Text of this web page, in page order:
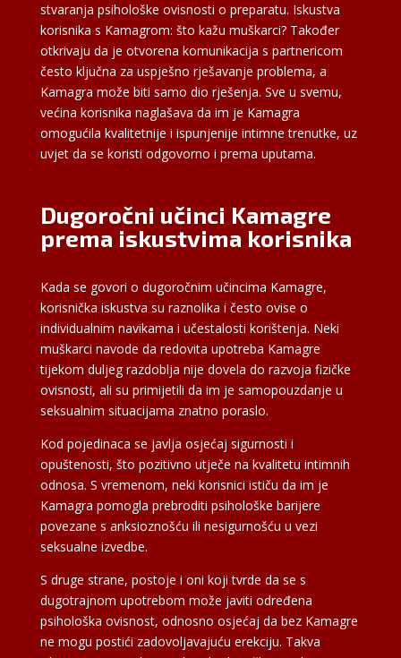
stvaranja psihološke ovisnosti o preparatu. Iskustva
korisnika s Kamagrom: što kažu muškarci? Također
otkrivaju da je otvorena komunikacija s partnericom
često ključna za uspješno rješavanje problema, a
Kamagra može biti samo dio rješenja. Sve u svemu,
većina korisnika naglašava da im je Kamagra
omogućila kvalitetnije i ispunjenije intimne trenutke, uz
uvjet da se koristi odgovorno i prema uputama.
Dugoročni učinci Kamagre
prema iskustvima korisnika
Kada se govori o dugoročnim učincima Kamagre,
korisnička iskustva su raznolika i često ovise o
individualnim navikama i učestalosti korištenja. Neki
muškarci navode da redovita upotreba Kamagre
tijekom duljeg razdoblja nije dovela do razvoja fizičke
ovisnosti, ali su primijetili da im je samopouzdanje u
seksualnim situacijama znatno poraslo.
Kod pojedinaca se javlja osjećaj sigurnosti i
opuštenosti, što pozitivno utječe na kvalitetu intimnih
odnosa. S vremenom, neki korisnici ističu da im je
Kamagra pomogla prebroditi psihološke barijere
povezane s anksioznošću ili nesigurnošću u vezi
seksualne izvedbe.
S druge strane, postoje i oni koji tvrde da se s
dugotrajnom upotrebom može javiti određena
psihološka ovisnost, odnosno osjećaj da bez Kamagre
ne mogu postići zadovoljavajuću erekciju. Takva